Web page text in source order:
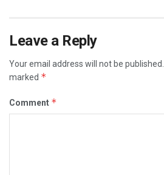
Leave a Reply
Your email address will not be published.
marked *
Comment *